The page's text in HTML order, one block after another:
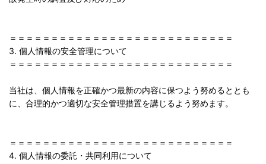
＝＝＝＝＝＝＝＝＝＝＝＝＝＝＝＝＝＝＝＝＝＝＝＝＝＝＝
3. 個人情報の安全管理について
＝＝＝＝＝＝＝＝＝＝＝＝＝＝＝＝＝＝＝＝＝＝＝＝＝＝＝
当社は、個人情報を正確かつ最新の内容に保つよう努めるととも
に、合理的かつ適切な安全管理措置を講じるよう努めます。
＝＝＝＝＝＝＝＝＝＝＝＝＝＝＝＝＝＝＝＝＝＝＝＝＝＝＝
4. 個人情報の委託・共同利用について